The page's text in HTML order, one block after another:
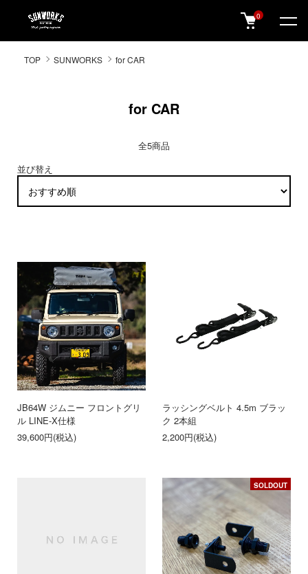
SUNWORKS 公式オンラインショップ
0
TOP SUNWORKS for CAR
for CAR
全5商品
並び替え
JB64W ジムニー フロントグリ
ル LINE-X仕様
39,600円(税込)
ラッシングベルト 4.5m ブラッ
ク 2本組
2,200円(税込)
SOLDOUT